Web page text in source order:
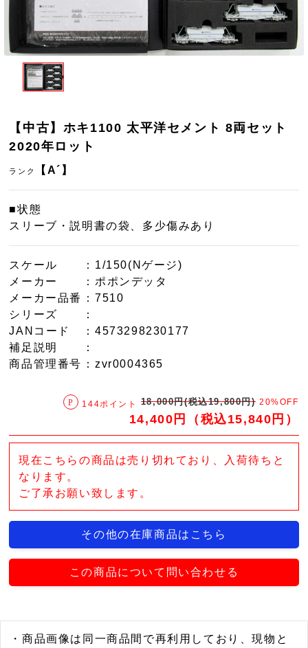
【中古】ホキ1100 太平洋セメント 8両セット
2020年ロット
ランク 【A´】
■状態
スリーブ・説明書の袋、多少傷みあり
スケール
：1/150(Nゲージ)
メーカー
：ポポンデッタ
メーカー品番
：7510
シリーズ
：
JANコード
：4573298230177
補足説明
：
商品管理番号 ：zvr0004365
144ポイント 18,000円(税込19,800円) 20%OFF
14,400円（税込15,840円）
現在こちらの商品は売り切れており、入荷待ちと
なります。
ご了承お願い致します。
その他の在庫商品はこちら
この商品について問い合わせる
・商品画像は同一商品間で再利用しており、現物と